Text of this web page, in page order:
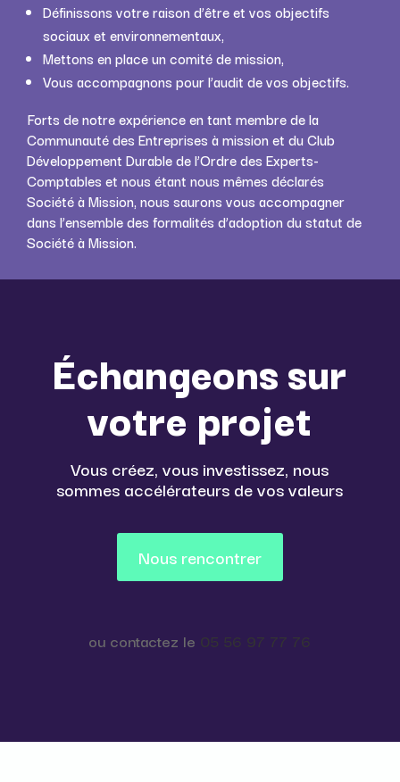
Définissons votre raison d’être et vos objectifs
sociaux et environnementaux,
Mettons en place un comité de mission,
Vous accompagnons pour l’audit de vos objectifs.
Forts de notre expérience en tant membre de la
Communauté des Entreprises à mission et du Club
Développement Durable de l’Ordre des Experts-
Comptables et nous étant nous mêmes déclarés
Société à Mission, nous saurons vous accompagner
dans l’ensemble des formalités d’adoption du statut de
Société à Mission.
Échangeons sur
votre projet
Vous créez, vous investissez, nous
sommes accélérateurs de vos valeurs
Nous rencontrer
ou contactez le 05 56 97 77 76